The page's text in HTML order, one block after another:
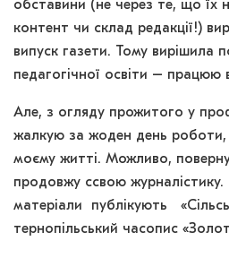
обставини (не через те, що їх
контент чи склад редакції!)
випуск газети. Тому вирішила
педагогічної освіти – працюю
Але, з огляду прожитого у
жалкую за жоден день роботи,
моєму житті. Можливо,
продовжу ссвою журналістику.
матеріали публікують
тернопільський часопис